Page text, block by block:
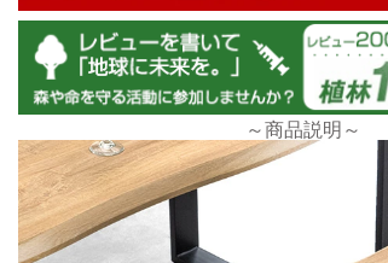
tansu-gen568669
以前、同じ柄のテーブルを買いました。
ッチ！高級感がありながらおしゃれな食卓
お値段以上！
～商品説明～